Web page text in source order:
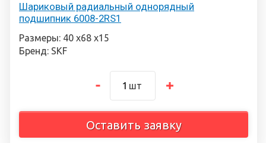
Шариковый радиальный однорядный
подшипник 6008-2RS1
Размеры: 40 х68 х15
Бренд: SKF
шт
Оставить заявку